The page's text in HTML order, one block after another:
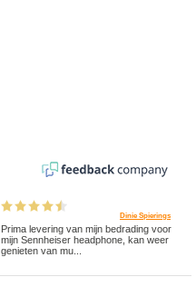
Dinie Spierings
Prima levering van mijn bedrading voor
mijn Sennheiser headphone, kan weer
genieten van mu...